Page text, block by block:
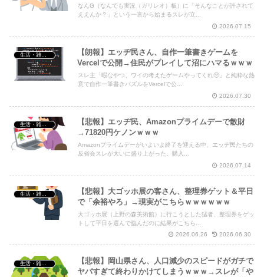
なんG（なんでも実況（ガリレオ）板）に「そんなことが許されて
ええんか？」という一言から始まるスレが立...
2026.07.15
生活・雑談・恋愛
【朗報】エッヂ民さん、自作一筆書きゲームを
Vercelで公開→住民がプレイして沼にハマるｗｗｗ
スレ主「暇なやつ、ワイの考えたゲームやってくれ🥺」と純粋な熱
意で自作一筆書きパズルをVercelで公...
2026.07.30
生活・雑談・恋愛
【悲報】エッヂ民、Amazonプライムデーで散財
→71820円ケノンｗｗｗ
Amazonプライムデーがいよいよ終了を迎える中、エッヂ民たちの
反省会スレが大いに盛り上がった。購入...
2026.07.14
生活・雑談・恋愛
【悲報】大ゴッホ展の客さん、整理券ゲット＆平日
で「余裕やろ」→現実がこちらｗｗｗｗｗｗ
大ゴッホ展（上野の森美術館）に行こうとした猛者、整理券をゲッ
トして平日を選んで臨んだのに結果がこちら...
2026.06.26
2026.06.30
生活・雑談・恋愛
【悲報】岡山県さん、人口減少のスピードがガチで
ヤバすぎて終わりかけてしまうｗｗｗ→スレが「や